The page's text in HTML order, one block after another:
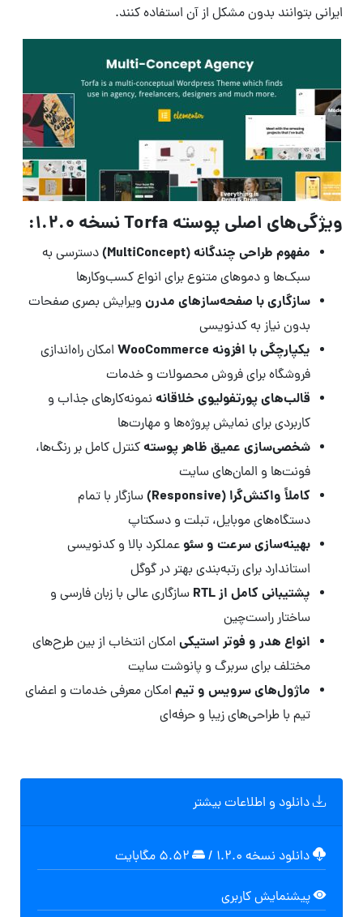
ایرانی بتوانند بدون مشکل از آن استفاده کنند.
ویژگی‌های اصلی پوسته Torfa نسخه 1.2.0:
مفهوم طراحی چندگانه (MultiConcept)
دسترسی به
سبک‌ها و دموهای متنوع برای انواع کسب‌وکارها
سازگاری با صفحه‌سازهای مدرن ویرایش بصری صفحات
بدون نیاز به کدنویسی
یکپارچگی با افزونه WooCommerce
امکان راه‌اندازی
فروشگاه برای فروش محصولات و خدمات
قالب‌های پورتفولیوی خلاقانه نمونه‌کارهای جذاب و
کاربردی برای نمایش پروژه‌ها و مهارت‌ها
شخصی‌سازی عمیق ظاهر پوستهکنترل کامل بر رنگ‌ها،
فونت‌ها و المان‌های سایت
کاملاً واکنش‌گرا (Responsive)
سازگار با تمام
دستگاه‌های موبایل، تبلت و دسکتاپ
بهینه‌سازی سرعت و سئو عملکرد بالا و کدنویسی
استاندارد برای رتبه‌بندی بهتر در گوگل
پشتیبانی کامل از RTL
سازگاری عالی با زبان فارسی و
ساختار راست‌چین
انواع هدر و فوتر استیکی امکان انتخاب از بین طرح‌های
مختلف برای سربرگ و پانوشت سایت
ماژول‌های سرویس و تیم امکان معرفی خدمات و اعضای
تیم با طراحی‌های زیبا و حرفه‌ای
دانلود و اطلاعات بیشتر
دانلود نسخه ۱.۲.۰ /
پیشنمایش کاربری